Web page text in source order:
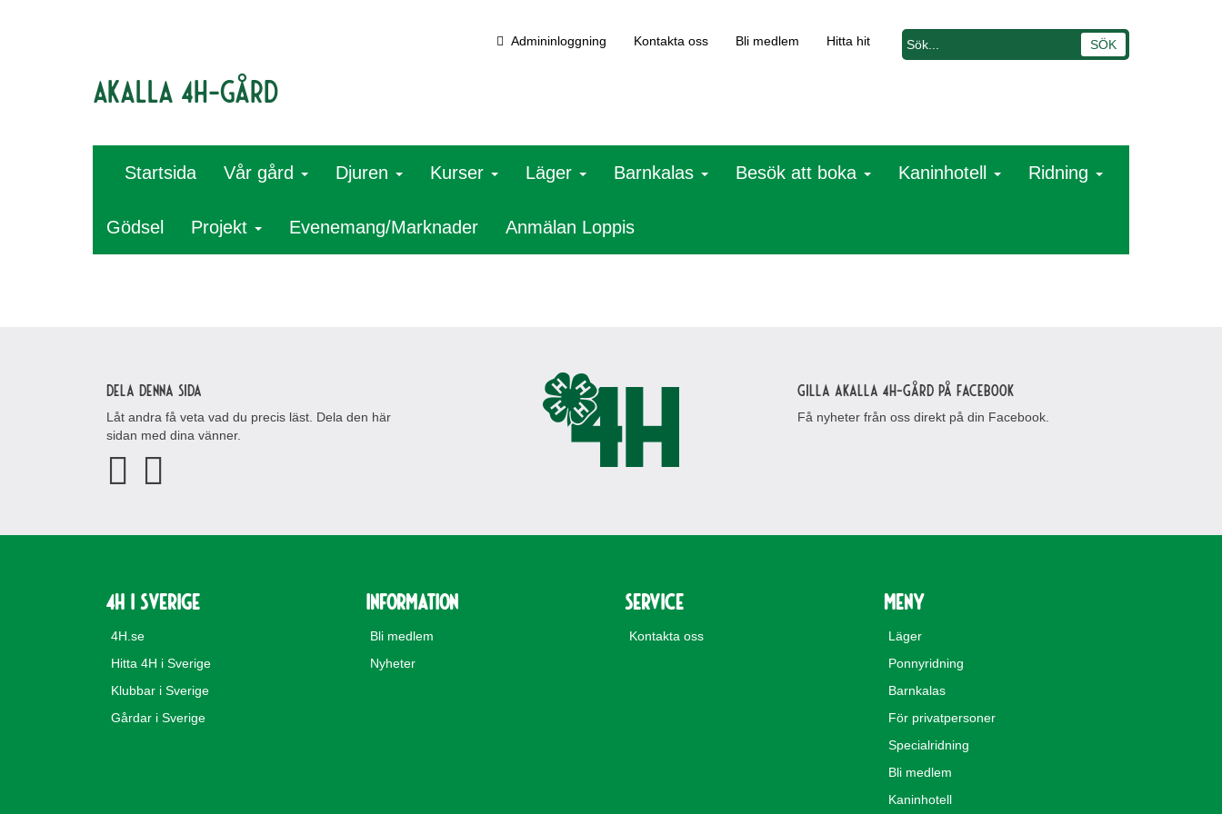
Akalla 4H-gård
Admininloggning Kontakta oss Bli medlem Hitta hit
Startsida Vår gård Djuren Kurser Läger Barnkalas Besök att boka Kaninhotell Ridning
Gödsel Projekt Evenemang/Marknader Anmälan Loppis
Dela denna sida
Låt andra få veta vad du precis läst. Dela den här
sidan med dina vänner.
Gilla Akalla 4H-gård på Facebook
Få nyheter från oss direkt på din Facebook.
4H i Sverige
4H.se
Hitta 4H i Sverige
Klubbar i Sverige
Gårdar i Sverige
Information
Bli medlem
Nyheter
Service
Kontakta oss
Meny
Läger
Ponnyridning
Barnkalas
För privatpersoner
Specialridning
Bli medlem
Kaninhotell